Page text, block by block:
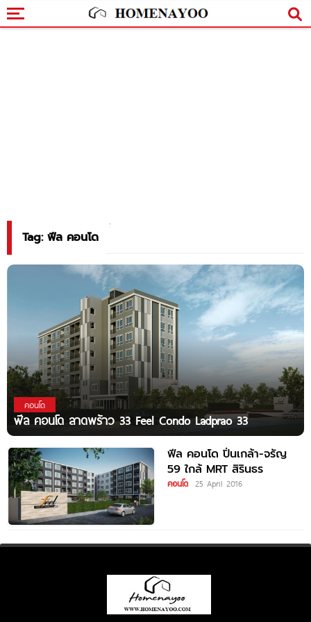
Tag: ฟีล คอนโด
คอนโด
ฟีล คอนโด ลาดพร้าว 33 Feel Condo Ladprao 33
ฟีล คอนโด ปิ่นเกล้า-จรัญ
59 ใกล้ MRT สิรินธร
คอนโด 25 April 2016